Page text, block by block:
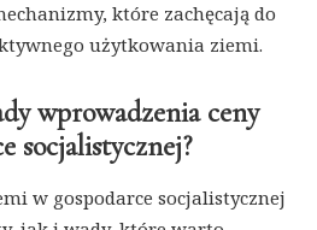
które zachęcają do
użytkowania ziemi.
wprowadzenia ceny
socjalistycznej?
w gospodarce socjalistycznej